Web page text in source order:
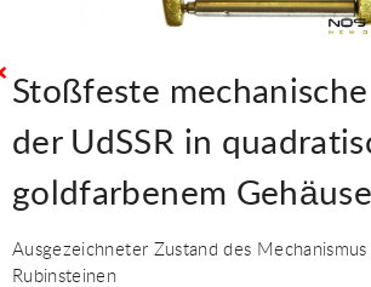
Stoßfeste
der UdSSR in
goldfarbenem Gehäuse
Ausgezeichneter Zustand des
Rubinsteinen